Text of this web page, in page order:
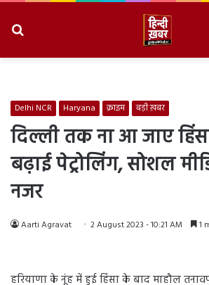
Delhi NCR Haryana क्राइम बड़ी ख़बर
दिल्ली तक ना आ जाए
बढ़ाई पेट्रोलिंग, सोशल
नजर
Aarti Agravat 2 August 2023 - 10:21 AM 1
हरियाणा के नूंह में हुई हिंसा के बाद माहौल